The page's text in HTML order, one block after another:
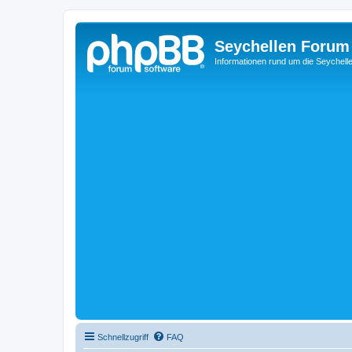
Seychellen Forum
Informationen rund um die
Schnellzugriff FAQ